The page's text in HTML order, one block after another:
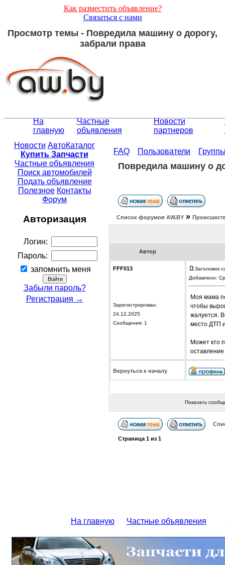
Как разместить объявление?
Связаться с нами
Просмотр темы - Повредила машину о дорогу,
забрали права
На
главную
Частные
объявления
Новости
партнеров
Новости АвтоКаталог
Купить Запчасти
Частные объявления
Поиск автомобилей
Подать объявление
Полезное Контакты
Форум
Авторизация
Логин:
Пароль:
запомнить меня
Забыли пароль?
Регистрация →
FAQ Пользователи
Повредила машину о
Список форумов АW.BY »
Автор
FFF013
Зарегистрирован:
24.12.2025
Сообщения: 1
Заголовок
Добавлено:
Моя мама
чтобы
жалуется.
место ДТП
Может кто
Вернуться к началу
Показать
Страница 1из 1
На главную Частные объявления